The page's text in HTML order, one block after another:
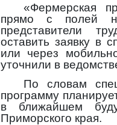
«Фермерская
прямо с полей
представители
оставить заявку в
или через
уточнили в
По словам
программу
в ближайшем
Приморского края.